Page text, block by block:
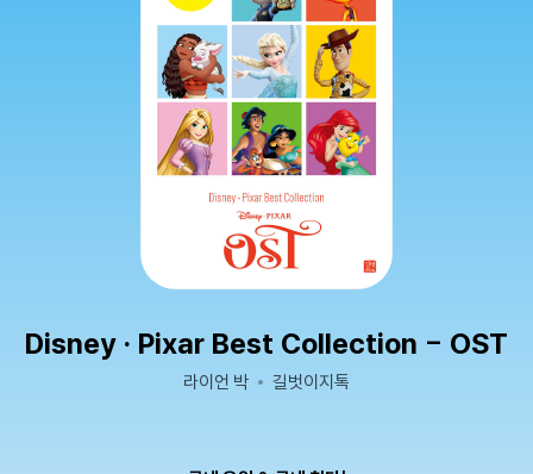
Disney · Pixar Best Collection - OST
라이언 박 길벗이지톡